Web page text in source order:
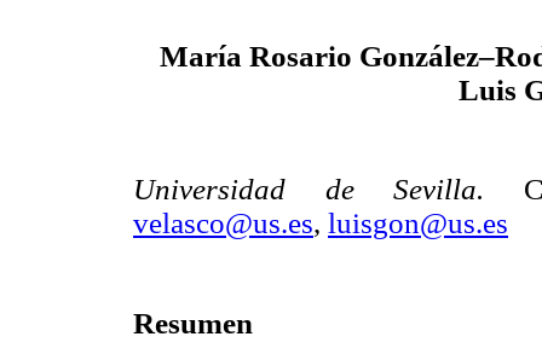
María Rosario
Luis
Universidad de Sevilla.
velasco@us.es, luisgon@us.es
Resumen